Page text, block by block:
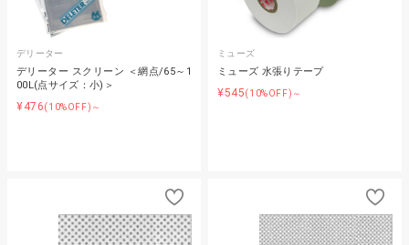
デリーター
デリーター スクリーン ＜網点/65～1
00L(点サイズ：小)＞
¥476(10%OFF)～
ミューズ
ミューズ 水張りテープ
¥545(10%OFF)～